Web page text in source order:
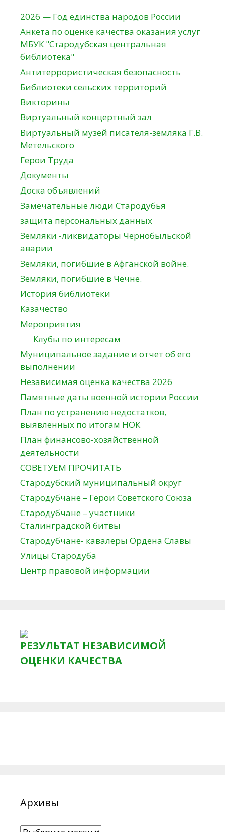
2026 — Год единства народов России
Анкета по оценке качества оказания услуг
МБУК "Стародубская центральная
библиотека"
Антитеррористическая безопасность
Библиотеки сельских территорий
Викторины
Виртуальный концертный зал
Виртуальный музей писателя-земляка Г.В.
Метельского
Герои Труда
Документы
Доска объявлений
Замечательные люди Стародубья
защита персональных данных
Земляки -ликвидаторы Чернобыльской
аварии
Земляки, погибшие в Афганской войне.
Земляки, погибшие в Чечне.
История библиотеки
Казачество
Мероприятия
Клубы по интересам
Муниципальное задание и отчет об его
выполнении
Независимая оценка качества 2026
Памятные даты военной истории России
План по устранению недостатков,
выявленных по итогам НОК
План финансово-хозяйственной
деятельности
СОВЕТУЕМ ПРОЧИТАТЬ
Стародубский муниципальный округ
Стародубчане – Герои Советского Союза
Стародубчане – участники
Сталинградской битвы
Стародубчане- кавалеры Ордена Славы
Улицы Стародуба
Центр правовой информации
РЕЗУЛЬТАТ НЕЗАВИСИМОЙ
ОЦЕНКИ КАЧЕСТВА
Архивы